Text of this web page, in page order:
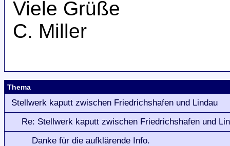
Viele Grüße
C. Miller
Thema
Stellwerk kaputt zwischen Friedrichshafen und Lindau
Re: Stellwerk kaputt zwischen Friedrichshafen und
Danke für die aufklärende Info.